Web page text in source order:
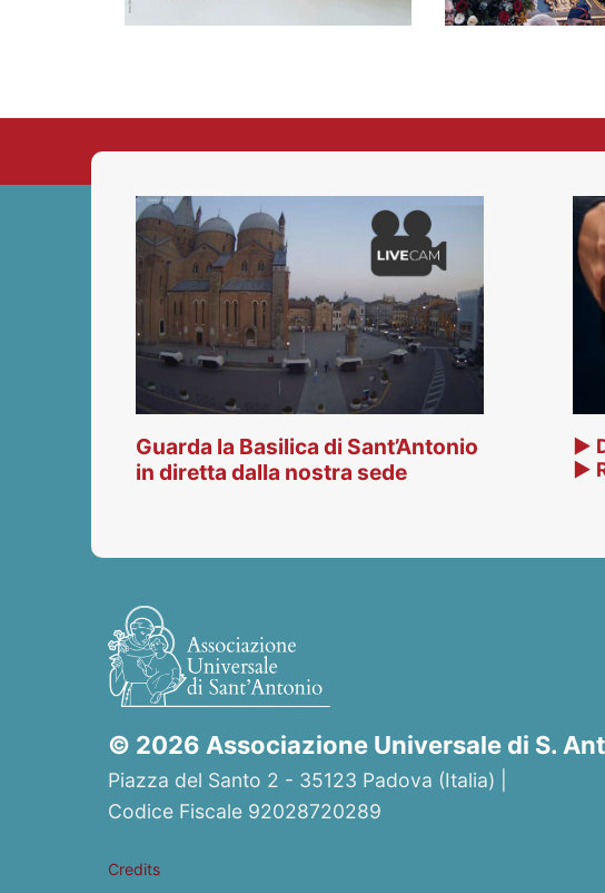
Guarda la Basilica di Sant’Antonio
in diretta dalla nostra sede
▶
▶
© 2026 Associazione Universale di S.
Piazza del Santo 2 - 35123 Padova (Italia) |
Codice Fiscale 92028720289
Credits